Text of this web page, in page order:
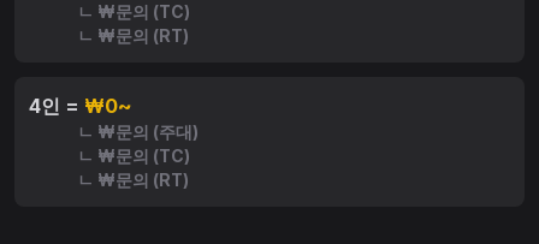
ㄴ ₩문의 (TC)
ㄴ ₩문의 (RT)
4인 = ₩0~
ㄴ ₩문의 (주대)
ㄴ ₩문의 (TC)
ㄴ ₩문의 (RT)